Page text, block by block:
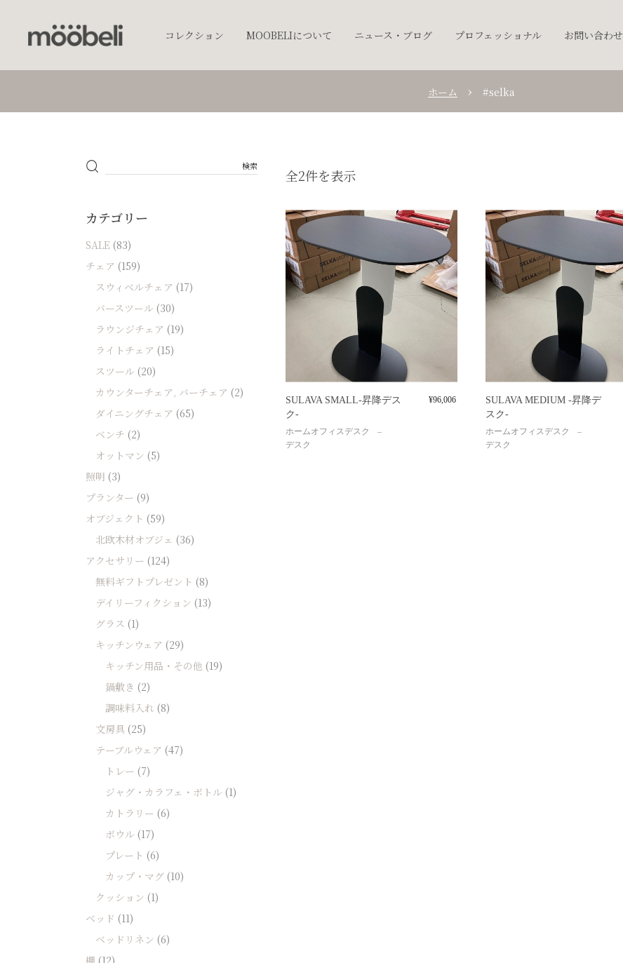
コレクション
キッチンウェア
テーブル
ソファー
ビーズクッション
ソファ
デスク
MOOBELIについて ニュース・ブログ プロフェッショナル お問い合わせ
ホーム #selka
全2件を表示
SULAVA SMALL-昇降デス
ク-
ホームオフィスデスク
デスク
¥96,006
SULAVA MEDIUM -昇降デ
スク-
ホームオフィスデスク
デスク
カテゴリー
SALE (83)
チェア (159)
スウィベルチェア (17)
バースツール (30)
ラウンジチェア (19)
ライトチェア (15)
スツール (20)
カウンターチェア, バーチェア (2)
ダイニングチェア (65)
ベンチ (2)
オットマン (5)
照明 (3)
プランター (9)
オブジェクト (59)
北欧木材オブジェ (36)
アクセサリー (124)
無料ギフトプレゼント (8)
デイリーフィクション (13)
グラス (1)
キッチンウェア (29)
キッチン用品・その他 (19)
鍋敷き (2)
調味料入れ (8)
文房具 (25)
テーブルウェア (47)
トレー (7)
ジャグ・カラフェ・ボトル (1)
カトラリー (6)
ボウル (17)
プレート (6)
カップ・マグ (10)
クッション (1)
ベッド (11)
ベッドリネン (6)
棚 (12)